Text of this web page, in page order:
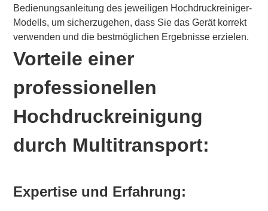
Bedienungsanleitung des jeweiligen Hochdruckreiniger-
Modells, um sicherzugehen, dass Sie das Gerät korrekt
verwenden und die bestmöglichen Ergebnisse erzielen.
Vorteile einer
professionellen
Hochdruckreinigung
durch Multitransport:
Expertise und Erfahrung: